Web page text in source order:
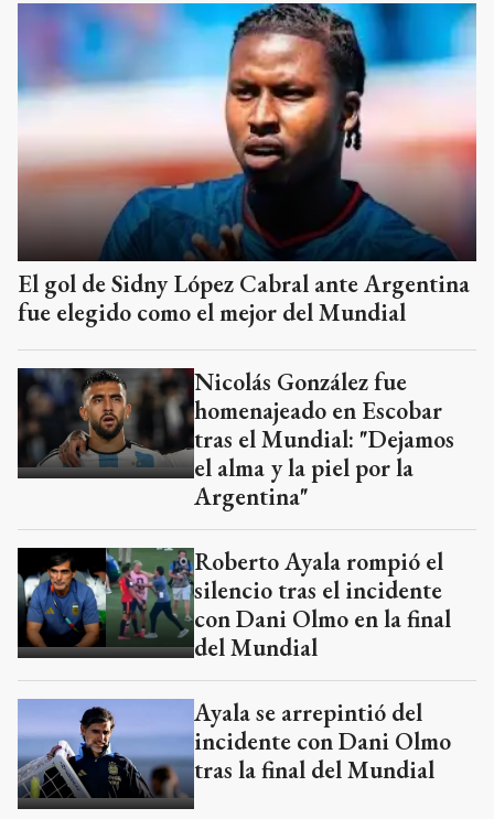
El gol de Sidny López Cabral ante Argentina
fue elegido como el mejor del Mundial
Nicolás González fue
homenajeado en Escobar
tras el Mundial: "Dejamos
el alma y la piel por la
Argentina"
Roberto Ayala rompió el
silencio tras el incidente
con Dani Olmo en la final
del Mundial
Ayala se arrepintió del
incidente con Dani Olmo
tras la final del Mundial